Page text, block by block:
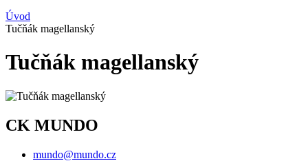
Úvod
Tučňák magellanský
Tučňák magellanský
CK MUNDO
mundo@mundo.cz